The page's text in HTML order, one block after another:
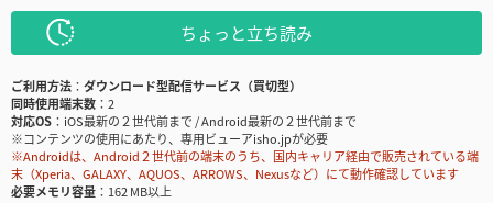
ちょっと立ち読み
ご利用方法
ダウンロード型配信サービス（買切型）
同時使用端末数
2
対応OS
iOS最新の２世代前まで / Android最新の２世代前まで
※コンテンツの使用にあたり、専用ビューアisho.jpが必要
※Androidは、Android２世代前の端末のうち、国内キャリア経由で販売されている端
末（Xperia、GALAXY、AQUOS、ARROWS、Nexusなど）にて動作確認しています
必要メモリ容量
162 MB以上